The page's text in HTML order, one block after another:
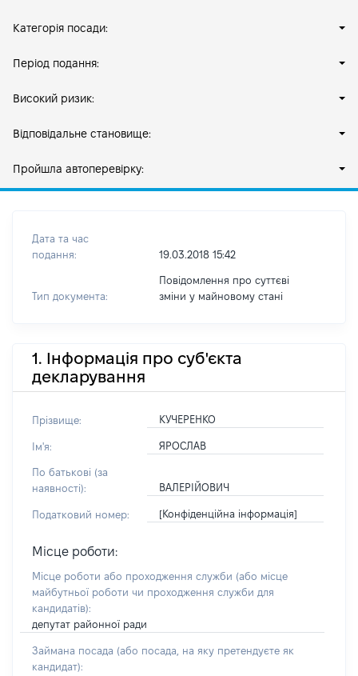
Категорія посади:
Період подання:
Високий ризик:
Відповідальне становище:
Пройшла автоперевірку:
Дата та час
подання:
19.03.2018 15:42
Тип документа:
Повідомлення про суттєві
зміни y майновому стані
1. Інформація про суб'єкта
декларування
Прізвище: КУЧЕРЕНКО
Ім'я: ЯРОСЛАВ
По батькові (за
наявності):
ВАЛЕРІЙОВИЧ
Податковий номер: [Конфіденційна інформація]
Місце роботи:
Місце роботи або проходження служби (або місце
майбутньої роботи чи проходження служби для
кандидатів):
депутат районної ради
Займана посада (або посада, на яку претендуєте як
кандидат):